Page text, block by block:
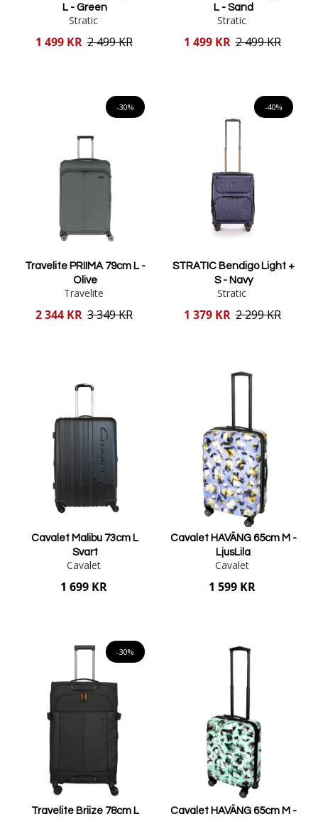
L - Green
Stratic
Reducerat
1 499 KR 2 499 KR
L - Sand
Stratic
Reducerat
1 499 KR 2 499 KR
-30%
Travelite PRIIMA 79cm L -
Olive
Travelite
Reducerat
2 344 KR 3 349 KR
-40%
STRATIC Bendigo Light +
S - Navy
Stratic
Reducerat
1 379 KR 2 299 KR
Cavalet Malibu 73cm L
Svart
Cavalet
1 699 KR
Cavalet HAVÄNG 65cm M -
LjusLila
Cavalet
1 599 KR
-30%
Travelite Briize 78cm L
Cavalet HAVÄNG 65cm M -